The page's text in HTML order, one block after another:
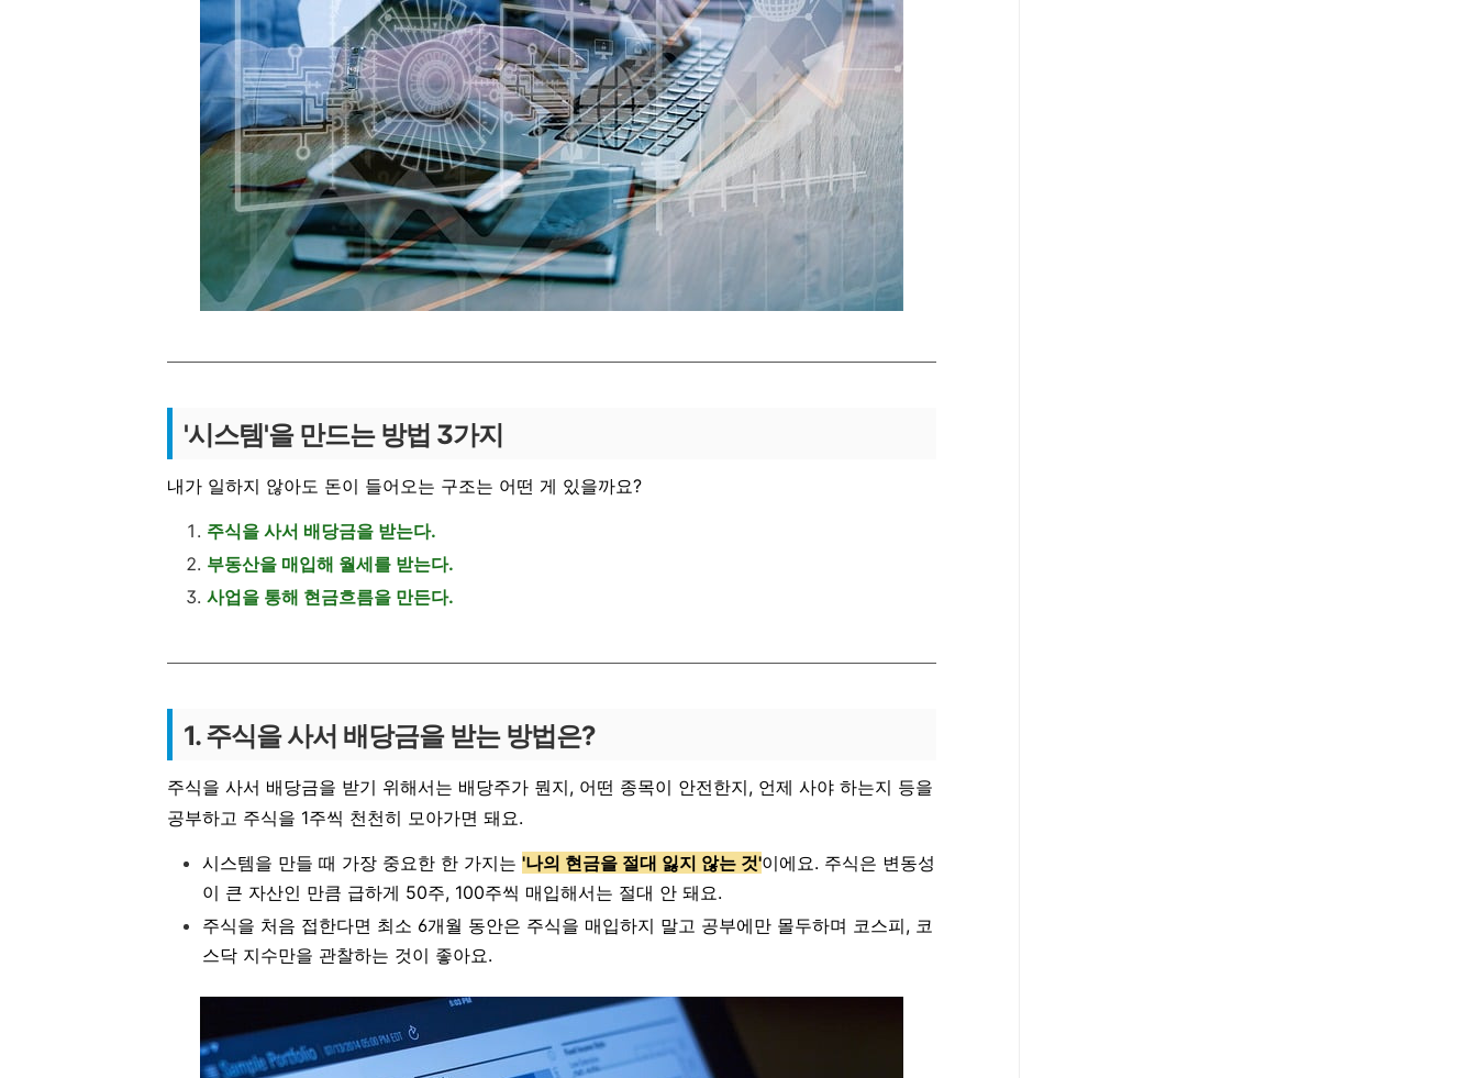
'시스템'을 만드는 방법 3가지
내가 일하지 않아도 돈이 들어오는 구조는 어떤 게 있을까요?
주식을 사서 배당금을 받는다.
부동산을 매입해 월세를 받는다.
사업을 통해 현금흐름을 만든다.
1. 주식을 사서 배당금을 받는 방법은?
주식을 사서 배당금을 받기 위해서는 배당주가 뭔지, 어떤 종목이 안전한지, 언제 사야 하는지 등을
공부하고 주식을 1주씩 천천히 모아가면 돼요.
시스템을 만들 때 가장 중요한 한 가지는 '나의 현금을 절대 잃지 않는 것'이에요. 주식은 변동성
이 큰 자산인 만큼 급하게 50주, 100주씩 매입해서는 절대 안 돼요.
주식을 처음 접한다면 최소 6개월 동안은 주식을 매입하지 말고 공부에만 몰두하며 코스피, 코
스닥 지수만을 관찰하는 것이 좋아요.